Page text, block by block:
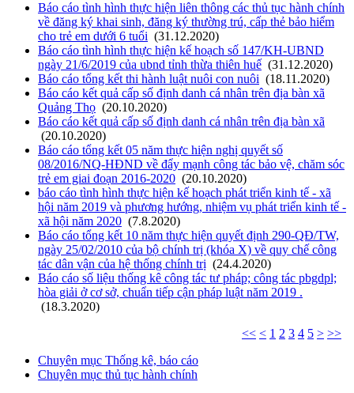
Báo cáo tình hình thực hiện liên thông các thủ tục hành chính
về đăng ký khai sinh, đăng ký thường trú, cấp thẻ bảo hiểm
cho trẻ em dưới 6 tuổi (31.12.2020)
Báo cáo tình hình thực hiện kế hoạch số 147/KH-UBND
ngày 21/6/2019 của ubnd tỉnh thừa thiên huế (31.12.2020)
Báo cáo tổng kết thi hành luật nuôi con nuôi (18.11.2020)
Báo cáo kết quả cấp số định danh cá nhân trên địa bàn xã
Quảng Thọ (20.10.2020)
Báo cáo kết quả cấp số định danh cá nhân trên địa bàn xã
(20.10.2020)
Báo cáo tổng kết 05 năm thực hiện nghị quyết số
08/2016/NQ-HĐND về đẩy mạnh công tác bảo vệ, chăm sóc
trẻ em giai đoạn 2016-2020 (20.10.2020)
báo cáo tình hình thực hiện kế hoạch phát triển kinh tế - xã
hội năm 2019 và phương hướng, nhiệm vụ phát triển kinh tế -
xã hội năm 2020 (7.8.2020)
Báo cáo tổng kết 10 năm thực hiện quyết định 290-QĐ/TW,
ngày 25/02/2010 của bộ chính trị (khóa X) về quy chế công
tác dân vận của hệ thống chính trị (24.4.2020)
Báo cáo số liệu thống kê công tác tư pháp; công tác pbgdpl;
hòa giải ở cơ sở, chuẩn tiếp cận pháp luật năm 2019 .
(18.3.2020)
<< < 1 2 3 4 5 > >>
Chuyên mục Thống kê, báo cáo
Chuyên mục thủ tục hành chính